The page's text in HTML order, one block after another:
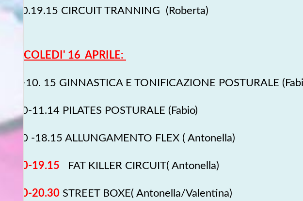
18.30.19.15 CIRCUIT TRANNING (Roberta)
MERCOLEDI' 16 APRILE:
9.30-10. 15 GINNASTICA E TONIFICAZIONE POSTURALE
10.30-11.14 PILATES POSTURALE (Fabio)
17.30 -18.15 ALLUNGAMENTO FLEX ( Antonella)
18.30-19.15 FAT KILLER CIRCUIT( Antonella)
19.30-20.30 STREET BOXE( Antonella/Valentina)